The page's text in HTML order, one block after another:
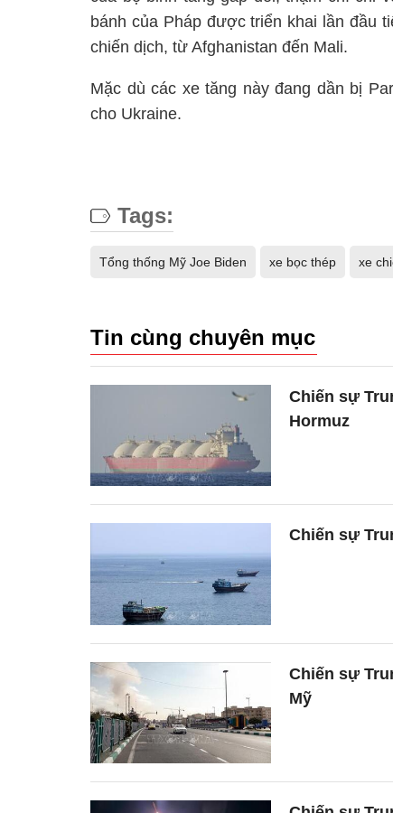
bánh của Pháp được triển khai lần đầu
chiến dịch, từ Afghanistan đến Mali.
Mặc dù các xe tăng này đang dần bị
cho Ukraine.
Tags:
Tổng thống Mỹ Joe Biden xe bọc thép xe
Tin cùng chuyên mục
Chiến sự
Hormuz
Chiến sự
Chiến sự
Mỹ